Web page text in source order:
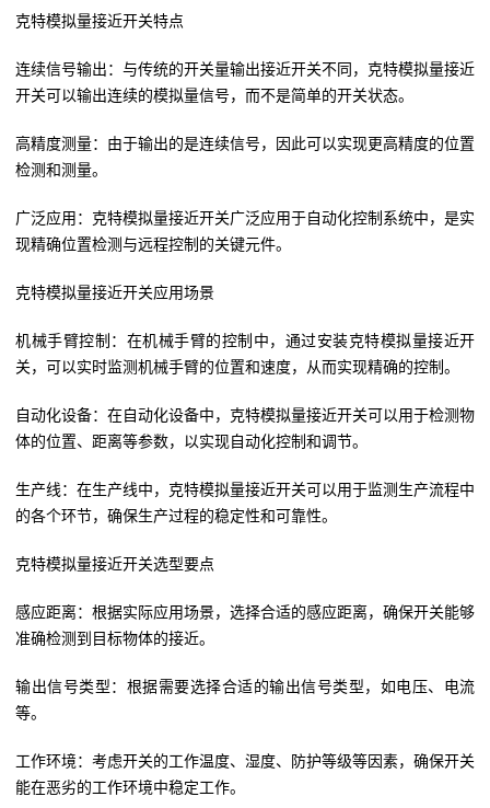
克特模拟量接近开关特点
连续信号输出：与传统的开关量输出接近开关不同，克特模拟量接近
开关可以输出连续的模拟量信号，而不是简单的开关状态。
高精度测量：由于输出的是连续信号，因此可以实现更高精度的位置
检测和测量。
广泛应用：克特模拟量接近开关广泛应用于自动化控制系统中，是实
现精确位置检测与远程控制的关键元件。
克特模拟量接近开关应用场景
机械手臂控制：在机械手臂的控制中，通过安装克特模拟量接近开
关，可以实时监测机械手臂的位置和速度，从而实现精确的控制。
自动化设备：在自动化设备中，克特模拟量接近开关可以用于检测物
体的位置、距离等参数，以实现自动化控制和调节。
生产线：在生产线中，克特模拟量接近开关可以用于监测生产流程中
的各个环节，确保生产过程的稳定性和可靠性。
克特模拟量接近开关选型要点
感应距离：根据实际应用场景，选择合适的感应距离，确保开关能够
准确检测到目标物体的接近。
输出信号类型：根据需要选择合适的输出信号类型，如电压、电流
等。
工作环境：考虑开关的工作温度、湿度、防护等级等因素，确保开关
能在恶劣的工作环境中稳定工作。